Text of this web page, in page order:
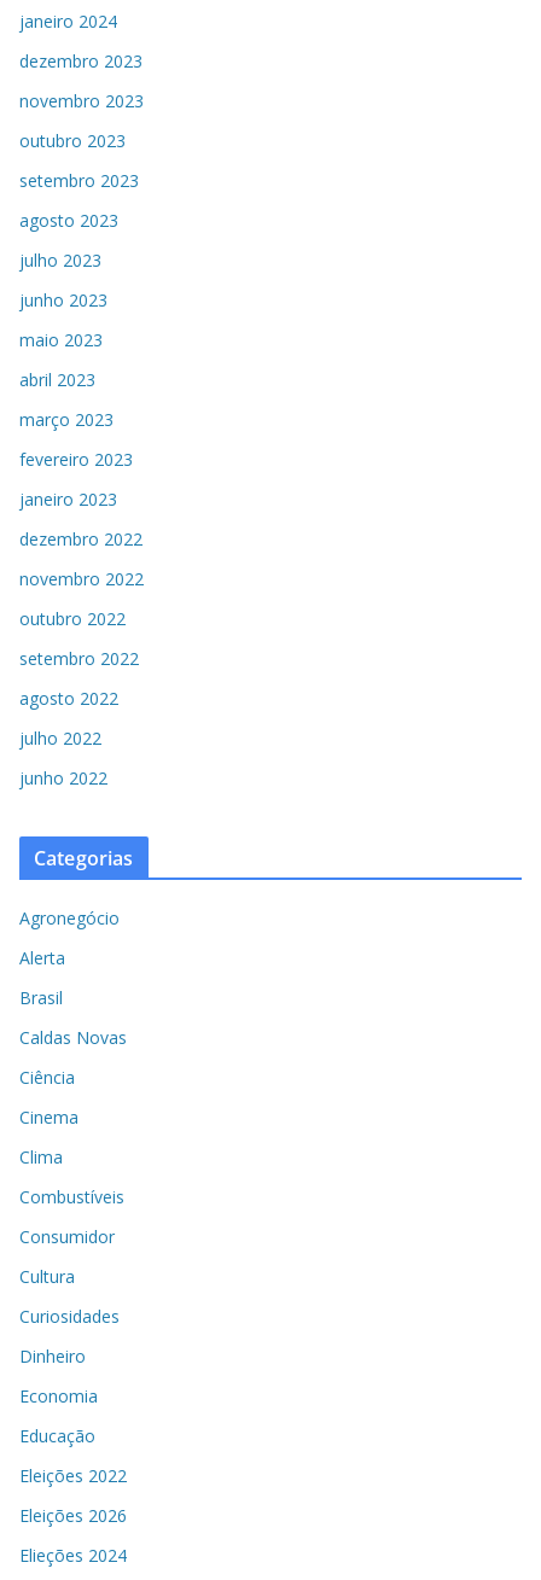
janeiro 2024
dezembro 2023
novembro 2023
outubro 2023
setembro 2023
agosto 2023
julho 2023
junho 2023
maio 2023
abril 2023
março 2023
fevereiro 2023
janeiro 2023
dezembro 2022
novembro 2022
outubro 2022
setembro 2022
agosto 2022
julho 2022
junho 2022
Categorias
Agronegócio
Alerta
Brasil
Caldas Novas
Ciência
Cinema
Clima
Combustíveis
Consumidor
Cultura
Curiosidades
Dinheiro
Economia
Educação
Eleições 2022
Eleições 2026
Elieções 2024